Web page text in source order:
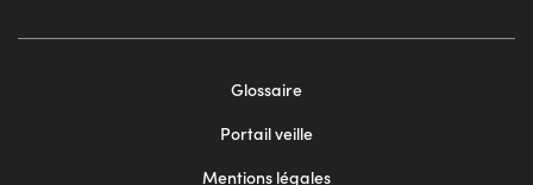
Glossaire
Portail veille
Mentions légales